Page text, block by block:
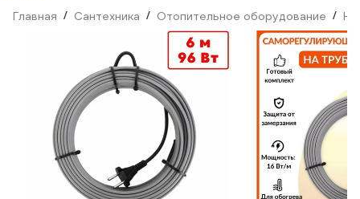
Главная / Сантехника / Отопительное оборудование /